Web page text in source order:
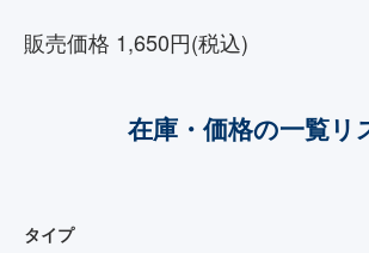
販売価格 1,650円(税込)
在庫・価格の一覧リ
タイプ